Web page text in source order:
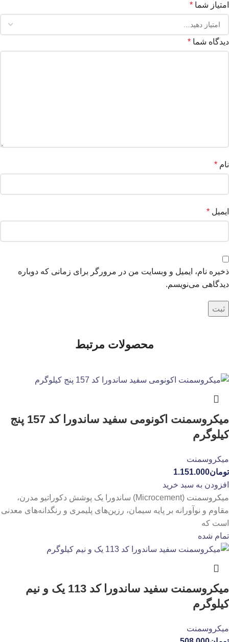
امتیاز شما *
دیدگاه شما *
نام *
ایمیل *
ذخیره نام، ایمیل و وبسایت من در مرورگر برای زمانی که دوباره
دیدگاهی می‌نویسم.
محصولات مرتبط
میکروسمنت اکونومی سفید ساندورا کد 157 پنج
کیلوگرم
میکروسمنت
تومان1.151.000
افزودن به سبد خرید
میکروسمنت (Microcement) ساندورا یک پوشش دکوراتیو مدرن،
مقاوم و نوآورانه بر پایه سیمان، رزین‌های پلیمری و رنگدانه‌های معدنی
است که
تمام شده
میکروسمنت سفید ساندورا کد 113 یک و نیم
کیلوگرم
میکروسمنت